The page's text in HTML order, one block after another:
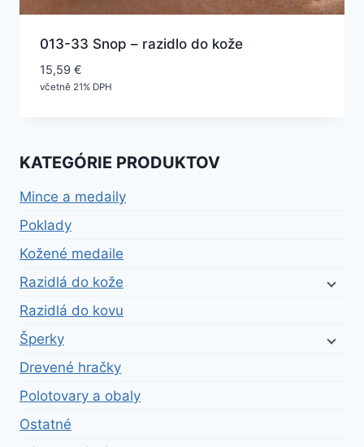
013-33 Snop – razidlo do kože
15,59 €
včetně 21% DPH
KATEGÓRIE PRODUKTOV
Mince a medaily
Poklady
Kožené medaile
Razidlá do kože
Razidlá do kovu
Šperky
Drevené hračky
Polotovary a obaly
Ostatné